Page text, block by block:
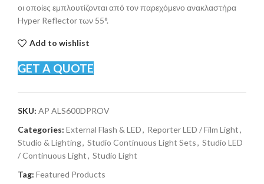
οι οποίες εμπλουτίζονται από τον παρεχόμενο ανακλαστήρα
Hyper Reflector των 55°.
Add to wishlist
GET A QUOTE
SKU: AP ALS600DPROV
Categories: External Flash & LED, Reporter LED / Film Light,
Studio & Lighting, Studio Continuous Light Sets, Studio LED
/ Continuous Light, Studio Light
Tag: Featured Products